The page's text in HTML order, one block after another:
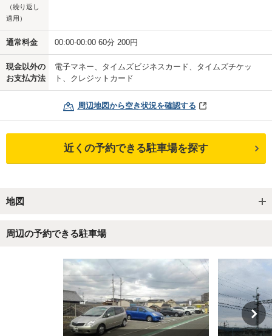
（繰り返し
適用）
通常料金 00:00-00:00 60分 200円
現金以外の
お支払方法
電子マネー、タイムズビジネスカード、タイムズチケッ
ト、クレジットカード
周辺地図から空き状況を確認する
近くの予約できる駐車場を探す
地図
周辺の予約できる駐車場